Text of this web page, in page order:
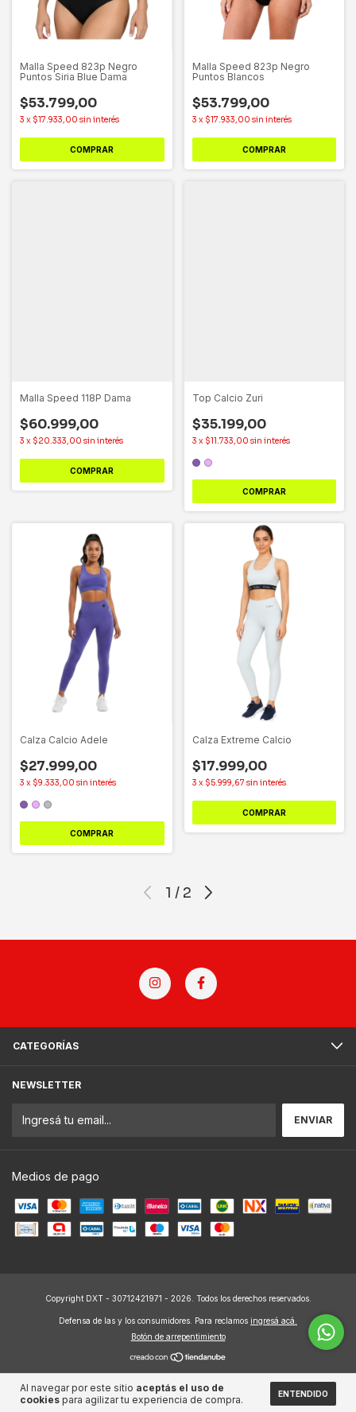
Al navegar por este sitio aceptás el uso de
cookies para agilizar tu experiencia de compra. ENTENDIDO
Malla Speed 823p Negro
Puntos Siria Blue Dama
$53.799,00
3 x $17.933,00 sin interés
COMPRAR
Malla Speed 823p Negro
Puntos Blancos
$53.799,00
3 x $17.933,00 sin interés
COMPRAR
Malla Speed 118P Dama
$60.999,00
3 x $20.333,00 sin interés
COMPRAR
Top Calcio Zuri
$35.199,00
3 x $11.733,00 sin interés
COMPRAR
Calza Calcio Adele
$27.999,00
3 x $9.333,00 sin interés
COMPRAR
Calza Extreme Calcio
$17.999,00
3 x $5.999,67 sin interés
COMPRAR
1 / 2
CATEGORÍAS
NEWSLETTER
Medios de pago
Copyright DXT - 30712421971 - 2026. Todos los derechos reservados.
Defensa de las y los consumidores. Para reclamos ingresá acá.
Botón de arrepentimiento